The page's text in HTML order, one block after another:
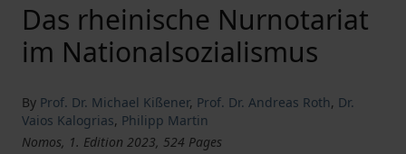
Das rheinische Nurnotariat
im Nationalsozialismus
By Prof. Dr. Michael Kißener, Prof. Dr. Andreas Roth, Dr.
Vaios Kalogrias, Philipp Martin
Nomos, 1. Edition 2023, 524 Pages